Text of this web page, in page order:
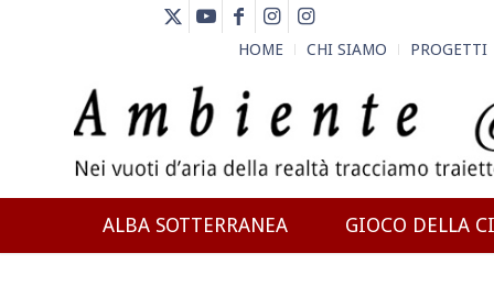
HOME CHI SIAMO PROGETTI
ALBA SOTTERRANEA GIOCO DELLA